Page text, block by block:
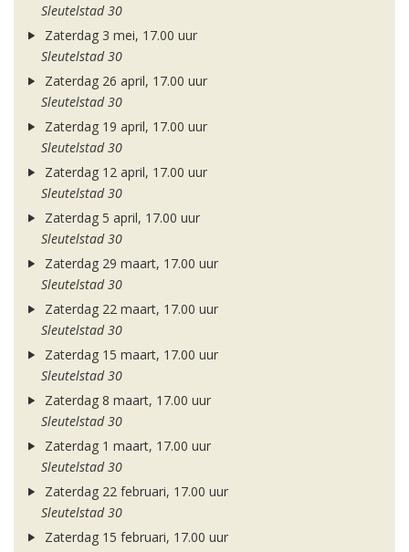
Sleutelstad 30
Zaterdag 3 mei, 17.00 uur
Sleutelstad 30
Zaterdag 26 april, 17.00 uur
Sleutelstad 30
Zaterdag 19 april, 17.00 uur
Sleutelstad 30
Zaterdag 12 april, 17.00 uur
Sleutelstad 30
Zaterdag 5 april, 17.00 uur
Sleutelstad 30
Zaterdag 29 maart, 17.00 uur
Sleutelstad 30
Zaterdag 22 maart, 17.00 uur
Sleutelstad 30
Zaterdag 15 maart, 17.00 uur
Sleutelstad 30
Zaterdag 8 maart, 17.00 uur
Sleutelstad 30
Zaterdag 1 maart, 17.00 uur
Sleutelstad 30
Zaterdag 22 februari, 17.00 uur
Sleutelstad 30
Zaterdag 15 februari, 17.00 uur